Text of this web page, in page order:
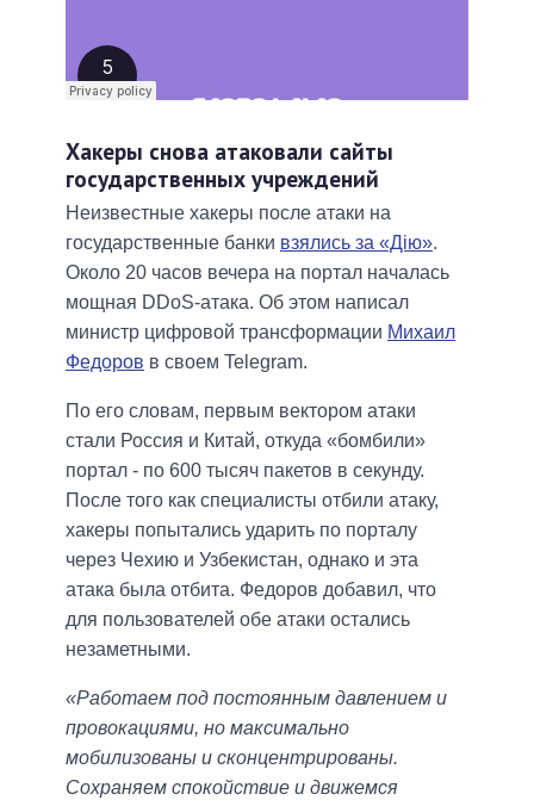
Хакеры снова атаковали сайты
государственных учреждений
Неизвестные хакеры после атаки на
государственные банки взялись за «Дію».
Около 20 часов вечера на портал началась
мощная DDoS-атака. Об этом написал
министр цифровой трансформации Михаил
Федоров в своем Telegram.
По его словам, первым вектором атаки
стали Россия и Китай, откуда «бомбили»
портал - по 600 тысяч пакетов в секунду.
После того как специалисты отбили атаку,
хакеры попытались ударить по порталу
через Чехию и Узбекистан, однако и эта
атака была отбита. Федоров добавил, что
для пользователей обе атаки остались
незаметными.
«Работаем под постоянным давлением и
провокациями, но максимально
мобилизованы и сконцентрированы.
Сохраняем спокойствие и движемся